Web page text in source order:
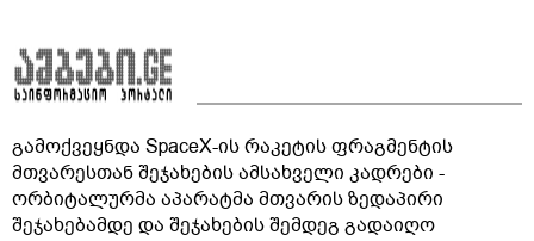
გამოქვეყნდა SpaceX-ის რაკეტის ფრაგმენტის
მთვარესთან შეჯახების ამსახველი კადრები -
ორბიტალურმა აპარატმა მთვარის ზედაპირი
შეჯახებამდე და შეჯახების შემდეგ გადაიღო